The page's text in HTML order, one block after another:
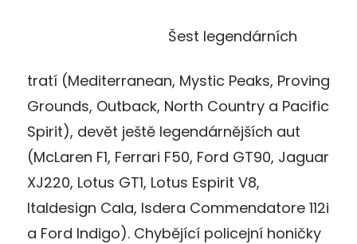
Šest legendárních
tratí (Mediterranean, Mystic Peaks, Proving
Grounds, Outback, North Country a Pacific
Spirit), devět ještě legendárnějších aut
(McLaren F1, Ferrari F50, Ford GT90, Jaguar
XJ220, Lotus GT1, Lotus Espirit V8,
Italdesign Cala, Isdera Commendatore 112i
a Ford Indigo). Chybějící policejní honičky